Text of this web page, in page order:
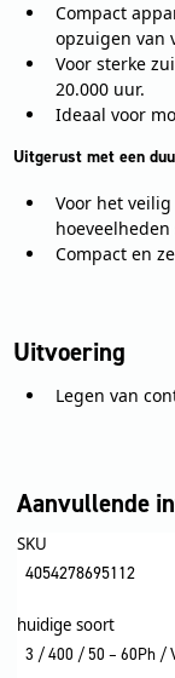
Compact
opzuigen van
Voor sterke
20.000 uur.
Ideaal voor
Uitgerust met een
Voor het
Compact en
Uitvoering
Legen van
Aanvullende
SKU
4054278695112
huidige soort
3 / 400 / 50 – 60Ph /